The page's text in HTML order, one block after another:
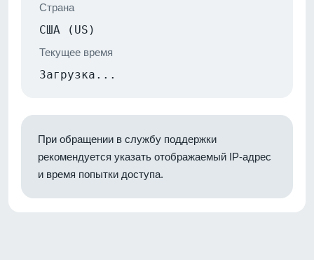
Страна
США (US)
Текущее время
Загрузка...
При обращении в службу поддержки
рекомендуется указать отображаемый IP-адрес
и время попытки доступа.